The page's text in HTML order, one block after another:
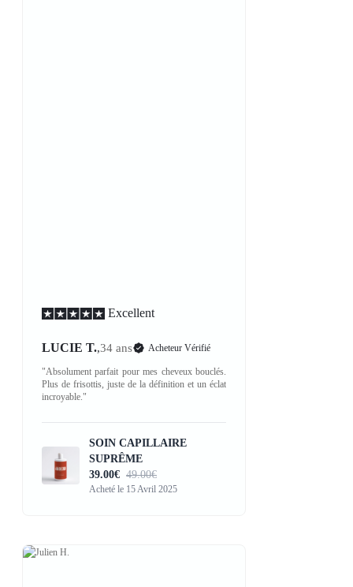
Excellent
LUCIE T.,34 ans Acheteur Vérifié
"Absolument parfait pour mes cheveux bouclés.
Plus de frisottis, juste de la définition et un éclat
incroyable."
SOIN CAPILLAIRE
SUPRÊME
39.00€ 49.00€
Acheté le 15 Avril 2025